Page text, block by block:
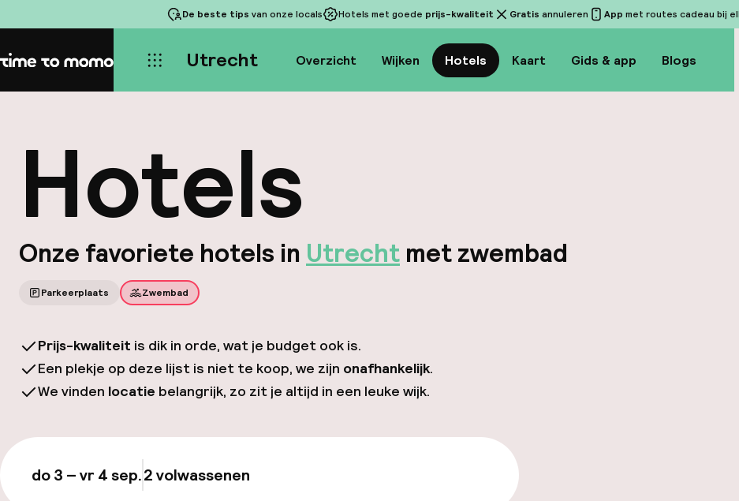
De beste tips van onze locals Hotels met goede prijs-kwaliteit Gratis annuleren App met routes cadeau bij
Home Utrecht Overzicht Wijken Hotels Kaart Gids & app Blogs
Hotels
Onze favoriete hotels in Utrecht met zwembad
Parkeerplaats Zwembad
Prijs-kwaliteit is dik in orde, wat je budget ook is.
Een plekje op deze lijst is niet te koop, we zijn onafhankelijk.
We vinden locatie belangrijk, zo zit je altijd in een leuke wijk.
do 3 – vr 4 sep.2 volwassenen